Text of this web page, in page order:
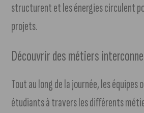
structurent et les énergies circulent
projets.
Découvrir des métiers
Tout au long de la journée, les équipes
étudiants à travers les différents